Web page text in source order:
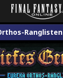
Ranglisten